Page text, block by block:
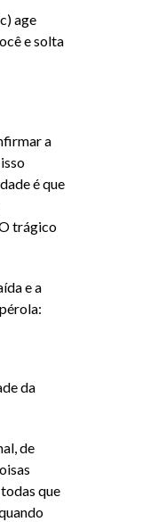
age
e solta
a
é que
trágico
e a
da
de
que